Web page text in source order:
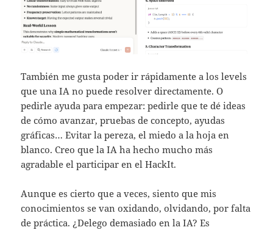
También me gusta poder ir rápidamente a los levels
que una IA no puede resolver directamente. O
pedirle ayuda para empezar: pedirle que te dé ideas
de cómo avanzar, pruebas de concepto, ayudas
gráficas… Evitar la pereza, el miedo a la hoja en
blanco. Creo que la IA ha hecho mucho más
agradable el participar en el HackIt.
Aunque es cierto que a veces, siento que mis
conocimientos se van oxidando, olvidando, por falta
de práctica. ¿Delego demasiado en la IA? Es